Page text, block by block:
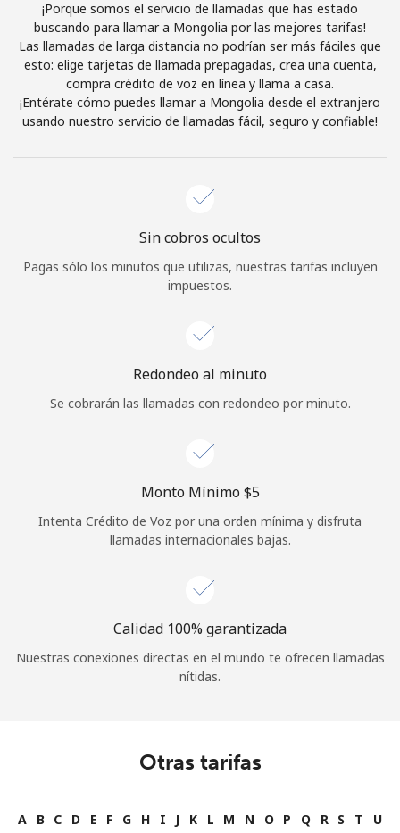
Iniciar Sesión
o
Continuar con
¡Porque somos el servicio de llamadas que has estado
buscando para llamar a Mongolia por las mejores tarifas!
Las llamadas de larga distancia no podrían ser más fáciles que
esto: elige tarjetas de llamada prepagadas, crea una cuenta,
compra crédito de voz en línea y llama a casa.
¡Entérate cómo puedes llamar a Mongolia desde el extranjero
usando nuestro servicio de llamadas fácil, seguro y confiable!
Sin cobros ocultos
Pagas sólo los minutos que utilizas, nuestras tarifas incluyen
impuestos.
Redondeo al minuto
Se cobrarán las llamadas con redondeo por minuto.
Monto Mínimo ⁦$5⁩
Intenta Crédito de Voz por una orden mínima y disfruta
llamadas internacionales bajas.
Calidad 100% garantizada
Nuestras conexiones directas en el mundo te ofrecen llamadas
nítidas.
Otras tarifas
A B C D E F G H I J K L M N O P Q R S T
U